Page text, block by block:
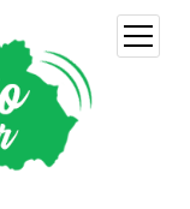
open
menu